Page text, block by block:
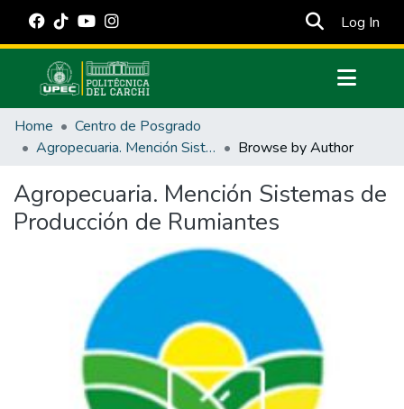
Log In
Communities & Collections
All of DSpace
Manuales
Home
Centro de Posgrado
Agropecuaria. Mención Sistemas de Producción de Rumiantes
Browse by Author
Agropecuaria. Mención Sistemas de
Producción de Rumiantes